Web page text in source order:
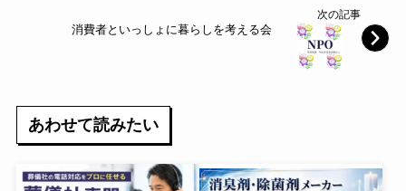
次の記事
消費者といっしょに暮らしを考える会
あわせて読みたい